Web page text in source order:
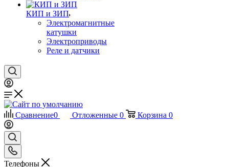
КИП и ЗИП
Электромагнитные
катушки
Электроприводы
Реле и датчики
Сравнение0 Отложенные 0 Корзина 0
Телефоны